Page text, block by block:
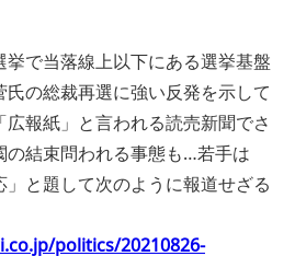
で当落線上以下にある選挙基盤
の総裁再選に強い反発を示して
報紙」と言われる読売新聞でさ
の結束問われる事態も…若手は
」と題して次のように報道せざる
politics/20210826-